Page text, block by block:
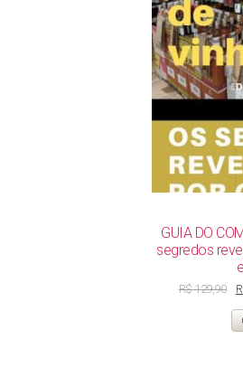
GUIA DO
segredos
R$129,90